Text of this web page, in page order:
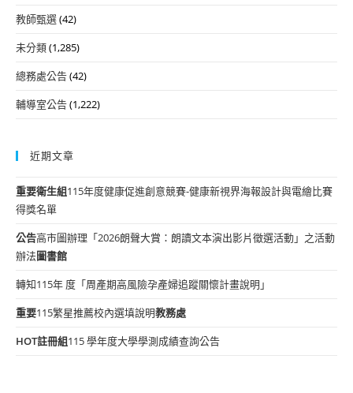
教師甄選(42)
未分類(1,285)
總務處公告(42)
輔導室公告(1,222)
近期文章
重要衛生組115年度健康促進創意競賽-健康新視界海報設計與電繪比賽
得獎名單
公告高市圖辦理「2026朗聲大賞：朗讀文本演出影片徵選活動」之活動
辦法圖書館
轉知115年 度「周產期高風險孕產婦追蹤關懷計畫說明」
重要115繁星推薦校內選填說明教務處
HOT註冊組115 學年度大學學測成績查詢公告